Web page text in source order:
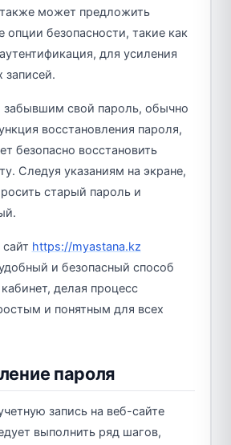
может предложить
опции безопасности, такие как
для усиления
записей.
забывшим свой пароль, обычно
восстановления пароля,
безопасно восстановить
Следуя указаниям на экране,
старый пароль и
https://myastana.kz
и безопасный способ
делая процесс
и понятным для всех
пароля
запись на веб-сайте
выполнить ряд шагов,